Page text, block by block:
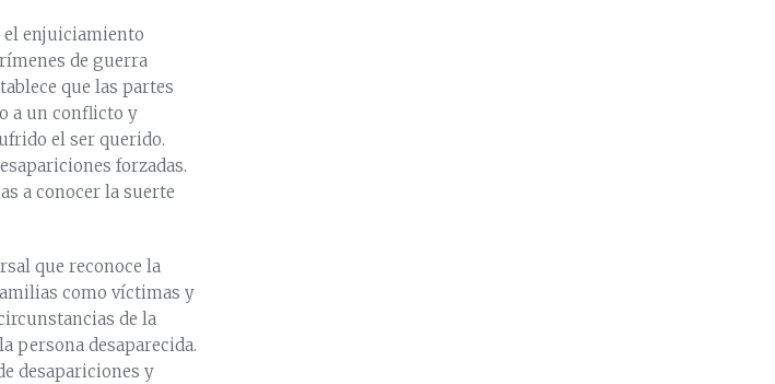
el enjuiciamiento
de guerra
que las partes
a un conflicto y
el ser querido.
forzadas.
a conocer la suerte
que reconoce la
como víctimas y
de la
persona desaparecida.
desapariciones y